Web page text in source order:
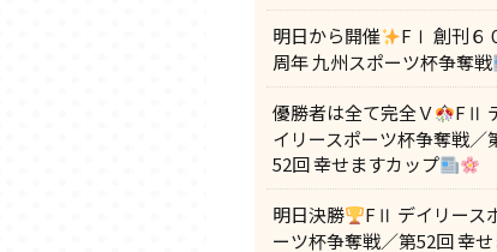
明日から開催
FⅠ 創刊６
周年 九州スポーツ杯争奪戦
優勝者は全て完全Ｖ
FⅡ
イリースポーツ杯争奪戦／
52回 幸せますカップ
明日決勝
FⅡ デイリース
ーツ杯争奪戦／第52回 幸せ